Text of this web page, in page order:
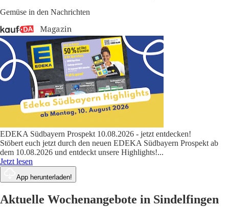
Gemüse in den Nachrichten
EDEKA Südbayern Prospekt 10.08.2026 - jetzt entdecken!
Stöbert euch jetzt durch den neuen EDEKA Südbayern Prospekt ab
dem 10.08.2026 und entdeckt unsere Highlights!...
Jetzt lesen
App herunterladen!
Aktuelle Wochenangebote in Sindelfingen